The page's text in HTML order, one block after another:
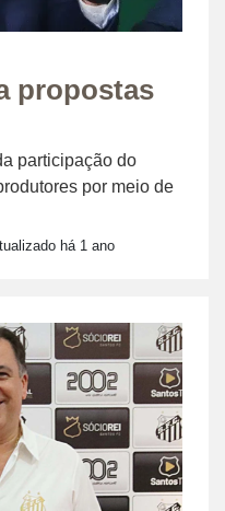
propostas
participação do
por meio de
há 1 ano